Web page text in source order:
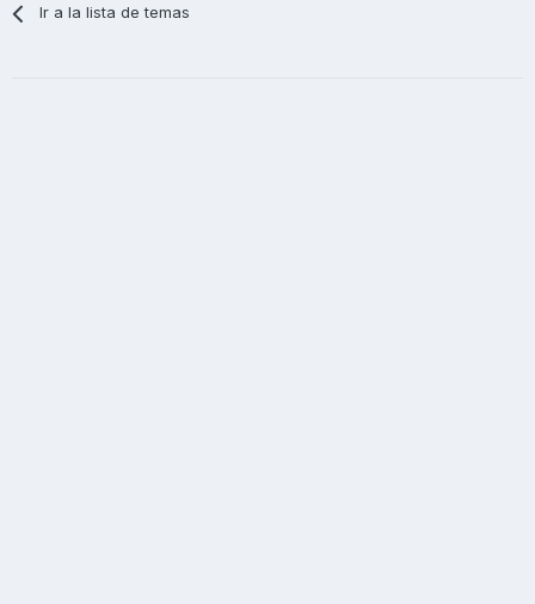
Ir a la lista de temas